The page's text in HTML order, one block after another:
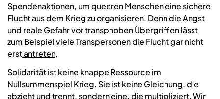
Spendenaktionen, um queeren Menschen eine sichere
Flucht aus dem Krieg zu organisieren. Denn die Angst
und reale Gefahr vor transphoben Übergriffen lässt
zum Beispiel viele Transpersonen die Flucht gar nicht
erstantreten.
Solidarität ist keine knappe Ressource im
Nullsummenspiel Krieg. Sie ist keine Gleichung, die
abzieht und trennt, sondern eine, die multipliziert. Wir